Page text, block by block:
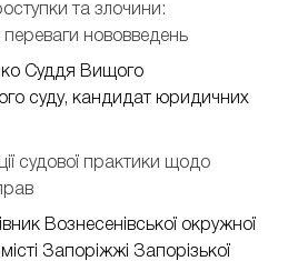
та злочини:
переваги нововведень
Суддя Вищого
суду, кандидат юридичних
судової практики щодо
Вознесенівської окружної
Запоріжжі Запорізької